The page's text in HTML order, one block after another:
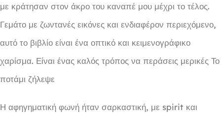
με κράτησαν στον άκρο του καναπέ μου μέχρι το τέλος.
Γεμάτο με ζωντανές εικόνες και ενδιαφέρον περιεχόμενο,
αυτό το βιβλίο είναι ένα οπτικό και κειμενογράφικο
χαρίσμα. Είναι ένας καλός τρόπος να περάσεις μερικές Το
ποτάμι ζήλεψε
Η αφηγηματική φωνή ήταν σαρκαστική, με spirit και